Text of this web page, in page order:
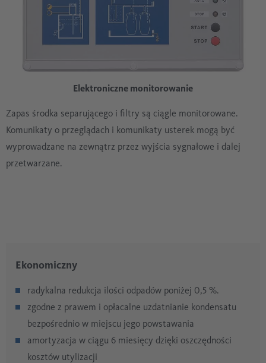
Elektroniczne monitorowanie
Zapas środka separującego i filtry są ciągle monitorowane.
Komunikaty o przeglądach i komunikaty usterek mogą być
wyprowadzane na zewnątrz przez wyjścia sygnałowe i dalej
przetwarzane.
Ekonomiczny
radykalna redukcja ilości odpadów poniżej 0,5 %.
zgodne z prawem i opłacalne uzdatnianie kondensatu
bezpośrednio w miejscu jego powstawania
amortyzacja w ciągu 6 miesięcy dzięki oszczędności
kosztów utylizacji